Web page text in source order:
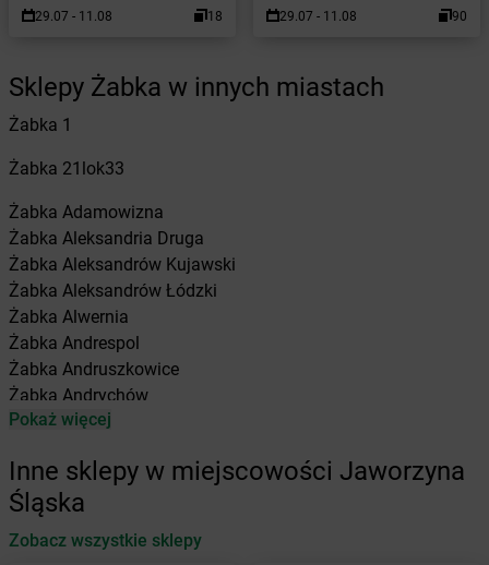
29.07 - 11.08
18
29.07 - 11.08
90
Sklepy Żabka w innych miastach
Żabka 1
Żabka 21lok33
Żabka Adamowizna
Żabka Aleksandria Druga
Żabka Aleksandrów Kujawski
Żabka Aleksandrów Łódzki
Żabka Alwernia
Żabka Andrespol
Żabka Andruszkowice
Żabka Andrychów
Żabka Antonie
Żabka Automat
Żabka Babica
Żabka Babice Nowe
Pokaż więcej
Inne sklepy w miejscowości Jaworzyna
Śląska
Zobacz wszystkie sklepy